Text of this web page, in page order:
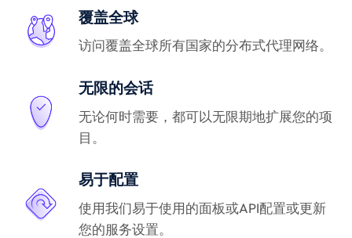
覆盖全球
访问覆盖全球所有国家的分布式代理网络。
无限的会话
无论何时需要，都可以无限期地扩展您的项
目。
易于配置
使用我们易于使用的面板或API配置或更新
您的服务设置。